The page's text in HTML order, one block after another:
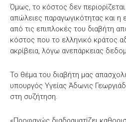
Όμως, το κόστος δεν
απώλειες παραγωγικότητας και
από τις επιπλοκές του διαβήτη
κόστος που το ελληνικό κράτος
ακρίβεια, λόγω ανεπάρκειας
Το θέμα του διαβήτη μας
υπουργός Υγείας Άδωνις
στη συζήτηση.